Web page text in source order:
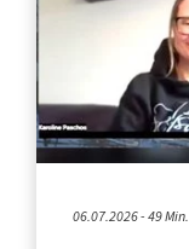
06.07.2026 - 49 Min.